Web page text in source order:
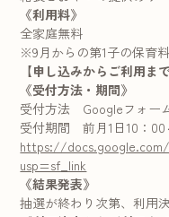
《利用料》
全家庭無料
※9月からの第1子の保育
【申し込みからご利用ま
《受付方法・期間》
受付方法 Googleフォー
受付期間 前月1日10：00
https://docs.google.com/
usp=sf_link
《結果発表》
抽選が終わり次第、利用